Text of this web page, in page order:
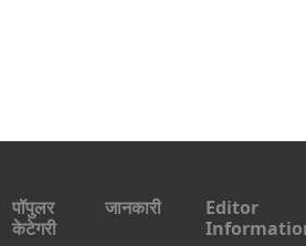
पॉपुलर
केटेगरी
जानकारी
Editor